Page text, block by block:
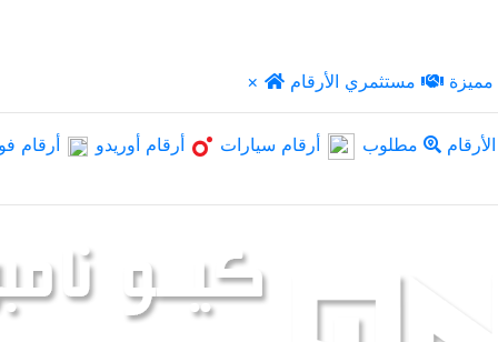
× مستثمري الأرقام
مطلوب أرقام سيارات أرقام أوريدو أرقام